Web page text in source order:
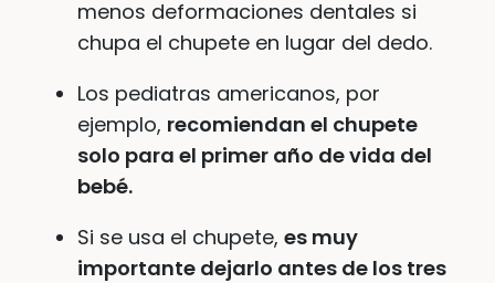
menos deformaciones dentales si
chupa el chupete en lugar del dedo.
Los pediatras americanos, por
ejemplo, recomiendan el chupete
solo para el primer año de vida del
bebé.
Si se usa el chupete, es muy
importante dejarlo antes de los tres